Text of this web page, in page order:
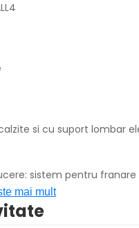
si cu suport lombar
sistem pentru
mai mult